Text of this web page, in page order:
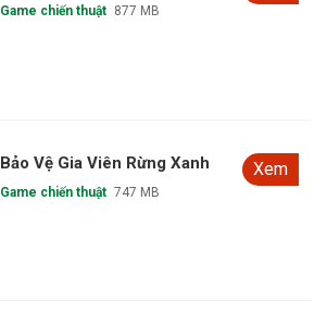
Game chiến thuật 877 MB
Bảo Vệ Gia Viên Rừng Xanh
Game chiến thuật 747 MB
Xem